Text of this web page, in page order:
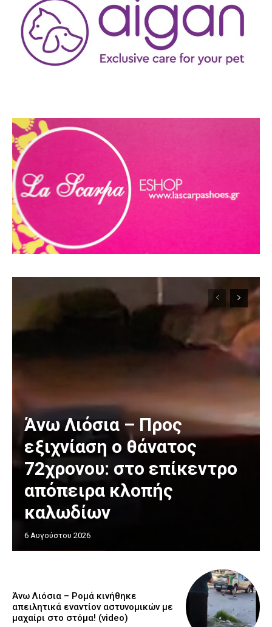
Άνω Λιόσια – Προς
εξιχνίαση ο θάνατος
72χρονου: στο επίκεντρο
απόπειρα κλοπής
καλωδίων
6 Αυγούστου 2026
Άνω Λιόσια – Ρομά κινήθηκε
απειλητικά εναντίον αστυνομικών με
μαχαίρι στο στόμα! (video)